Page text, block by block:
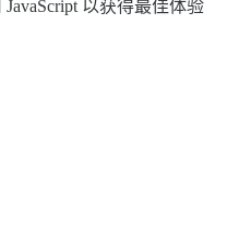
以获得最佳体验